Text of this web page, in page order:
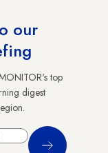
our
top
digest
Sign Up